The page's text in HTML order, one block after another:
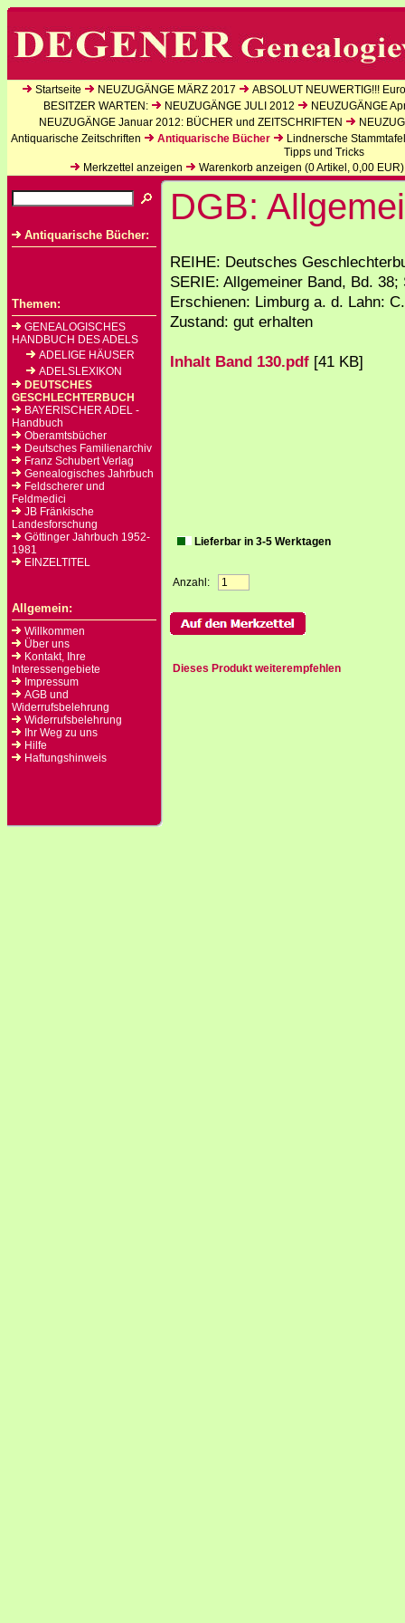
Startseite NEUZUGÄNGE MÄRZ 2017
ABSOLUT NEUWERTIG!!!
BESITZER WARTEN:
NEUZUGÄNGE JULI 2012
NEUZUGÄNGE
NEUZUGÄNGE Januar 2012: BÜCHER und ZEITSCHRIFTEN
Antiquarische Zeitschriften
Antiquarische Bücher
Lindnersche
Tipps und Tricks
Merkzettel anzeigen
Warenkorb anzeigen (0Artikel, 0,00 EUR)
Antiquarische Bücher:
Themen:
GENEALOGISCHES
HANDBUCH DES ADELS
ADELIGE HÄUSER
ADELSLEXIKON
DEUTSCHES
GESCHLECHTERBUCH
BAYERISCHER ADEL -
Handbuch
Oberamtsbücher
Deutsches Familienarchiv
Franz Schubert Verlag
Genealogisches Jahrbuch
Feldscherer und
Feldmedici
JB Fränkische
Landesforschung
Göttinger Jahrbuch 1952-
1981
EINZELTITEL
Allgemein:
Willkommen
Über uns
Kontakt, Ihre
Interessengebiete
Impressum
AGB und
Widerrufsbelehrung
Widerrufsbelehrung
Ihr Weg zu uns
Hilfe
Haftungshinweis
DGB:
REIHE: Deutsches
SERIE: Allgemeiner Band, Bd. 38;
Erschienen: Limburg a. d. Lahn:
Zustand: gut erhalten
Inhalt Band 130.pdf [41 KB]
Lieferbar in 3-5 Werktagen
Anzahl:
Dieses Produkt weiterempfehlen